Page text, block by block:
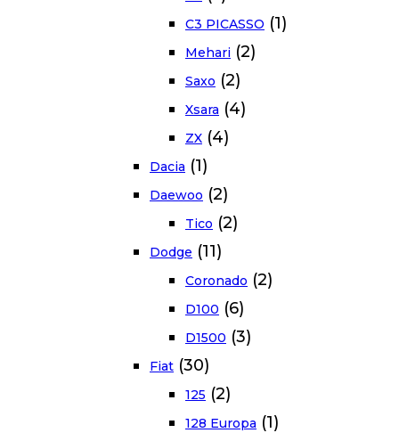
C3 PICASSO (1)
Mehari (2)
Saxo (2)
Xsara (4)
ZX (4)
Dacia (1)
Daewoo (2)
Tico (2)
Dodge (11)
Coronado (2)
D100 (6)
D1500 (3)
Fiat (30)
125 (2)
128 Europa (1)